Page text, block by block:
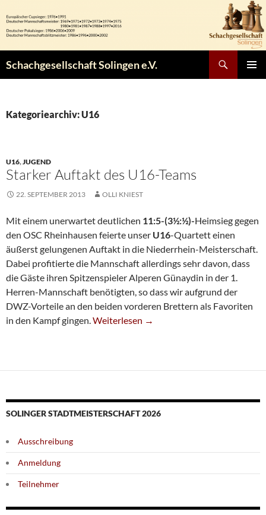
Inhalt
springen
Schachgesellschaft Solingen e.V.
Kategoriearchiv: U16
U16,JUGEND
Starker Auftakt des U16-Teams
22. SEPTEMBER 2013 OLLI KNIEST
Mit einem unerwartet deutlichen 11:5-(3½:½)-Heimsieg gegen
den OSC Rheinhausen feierte unser U16-Quartett einen
äußerst gelungenen Auftakt in die Niederrhein-Meisterschaft.
Dabei profitierte die Mannschaft allerdings sehr davon, dass
die Gäste ihren Spitzenspieler Alperen Günaydin in der 1.
Herren-Mannschaft benötigten, so dass wir aufgrund der
DWZ-Vorteile an den beiden vorderen Brettern als Favoriten
in den Kampf gingen.Starker Auftakt Des U16-Teams
Weiterlesen →
SOLINGER STADTMEISTERSCHAFT 2026
Ausschreibung
Anmeldung
Teilnehmer